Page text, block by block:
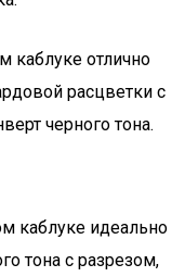
каблуке отлично
расцветки с
черного тона.
каблуке идеально
тона с разрезом,